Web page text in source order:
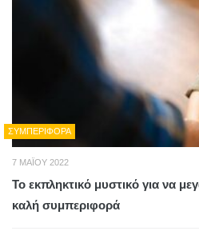
ΣΥΜΠΕΡΙΦΟΡΆ
7 ΜΑΪ́ΟΥ 2022
Το εκπληκτικό μυστικό για να
καλή συμπεριφορά